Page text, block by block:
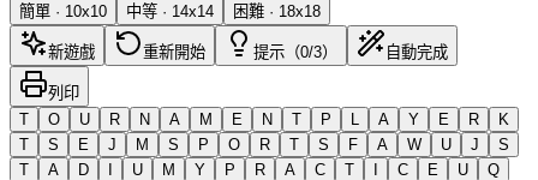
簡單 · 10x10 中等 · 14x14 困難 · 18x18
新遊戲 重新開始 提示（0/3） 自動完成
列印
T
O U R N A M E N T P L A Y E R
K
T
S E J M S P O R T S F A W U J
S
T
A D I U M Y P R A C T I C E U
Q